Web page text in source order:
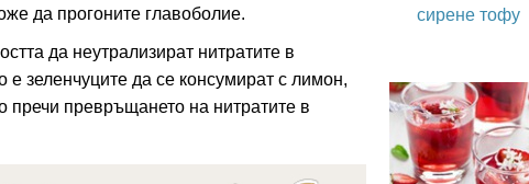
да прогоните главоболие.
да неутрализират нитратите в
зеленчуците да се консумират с лимон,
превръщането на нитратите в
сирене тофу